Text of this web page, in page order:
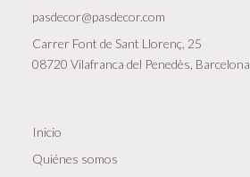
pasdecor@pasdecor.com
Carrer Font de Sant Llorenç, 25
08720 Vilafranca del Penedès, Barcelona
Inicio
Quiénes somos